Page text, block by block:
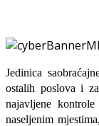
Jedinica
ostalih poslova i
najavljene
naseljenim